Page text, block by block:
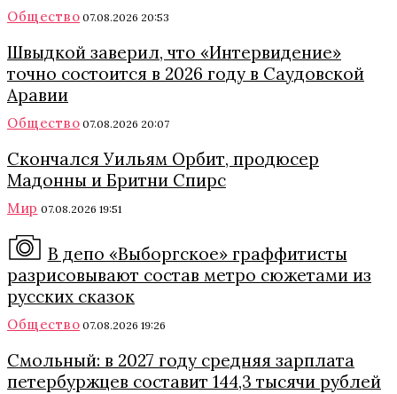
Общество 07.08.2026 20:53
Швыдкой заверил, что «Интервидение»
точно состоится в 2026 году в Саудовской
Аравии
Общество 07.08.2026 20:07
Скончался Уильям Орбит, продюсер
Мадонны и Бритни Спирс
Мир 07.08.2026 19:51
В депо «Выборгское» граффитисты
разрисовывают состав метро сюжетами из
русских сказок
Общество 07.08.2026 19:26
Смольный: в 2027 году средняя зарплата
петербуржцев составит 144,3 тысячи рублей